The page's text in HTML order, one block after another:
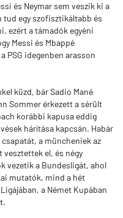
és Neymar sem veszik ki a
tud egy szofisztikáltabb és
ezért a támadók egyéni
Messi és Mbappé
PSG idegenben arasson
küzd, bár Sadio Mané
Sommer érkezett a sérült
korábbi kapusa eddig
hárítása kapcsán. Habár
a müncheniek az
el, és négy
vezetik a Bundesligát, ahol
mutatók, mind a hét
a Német Kupában